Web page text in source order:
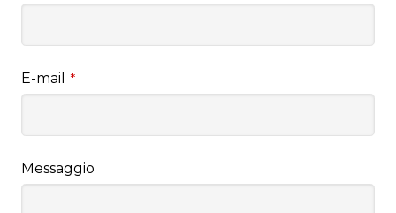
E-mail *
Messaggio